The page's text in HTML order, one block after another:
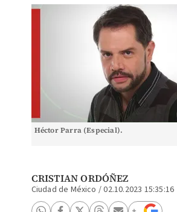
Héctor Parra (Especial).
CRISTIAN ORDÓÑEZ
Ciudad de México /02.10.2023 15:35:16